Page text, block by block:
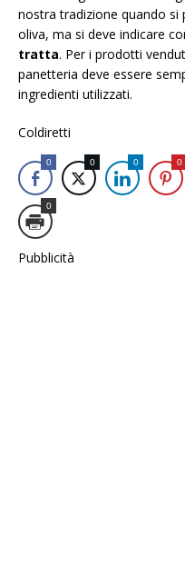
nostra tradizione quando si
oliva, ma si deve indicare
tratta. Per i prodotti
panetteria deve essere
ingredienti utilizzati.
Coldiretti
0 0 0 0
0
Pubblicità